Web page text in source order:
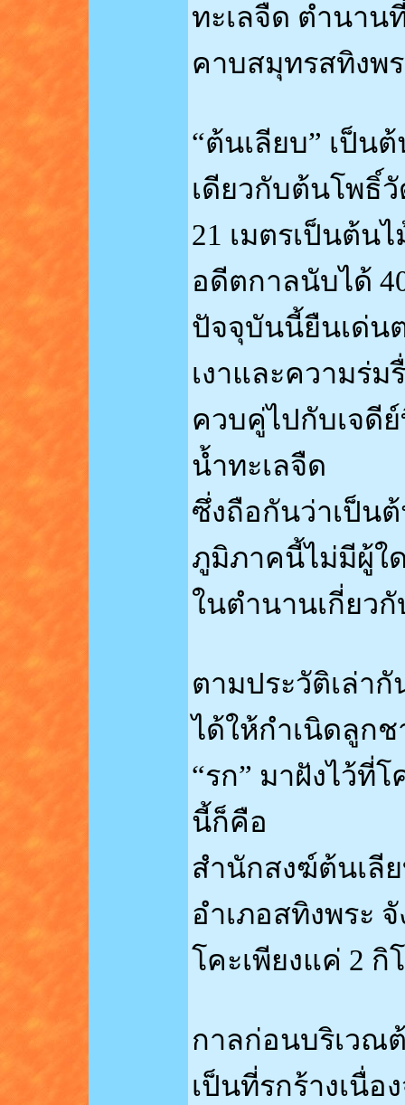
ทะเลจืด ตำนาน
คาบสมุทรสทิงพ
“ต้นเลียบ” เป็น
เดียวกับต้นโพธิ์
21 เมตรเป็นต้น
อดีตกาลนับได้
ปัจจุบันนี้ยืนเด่น
เงาและความร่
ควบคู่ไปกับเจดี
น้ำทะเลจืด
ซึ่งถือกันว่าเป็น
ภูมิภาคนี้ไม่มีผู้ใ
ในตำนานเกี่ยว
ตามประวัติเล่า
ได้ให้กำเนิดลูก
“รก” มาฝังไว้ที่
นี้ก็คือ
สำนักสงฆ์ต้นเลี
อำเภอสทิงพระ
โคะเพียงแค่ 2 กิ
กาลก่อนบริเวณ
เป็นที่รกร้างเนื่